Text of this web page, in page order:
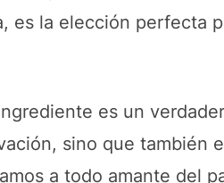
es la elección perfecta
es un
sino que también
a todo amante del